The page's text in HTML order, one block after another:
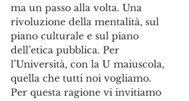
ma un passo alla volta. Una
rivoluzione della mentalità, sul
piano culturale e sul piano
dell’etica pubblica. Per
l’Università, con la U maiuscola,
quella che tutti noi vogliamo.
Per questa ragione vi invitiamo